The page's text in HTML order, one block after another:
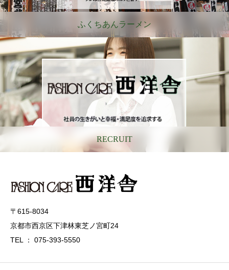
ふくちあんラーメン
RECRUIT
〒615-8034
京都市西京区下津林東芝ノ宮町24
TEL ： 075-393-5550